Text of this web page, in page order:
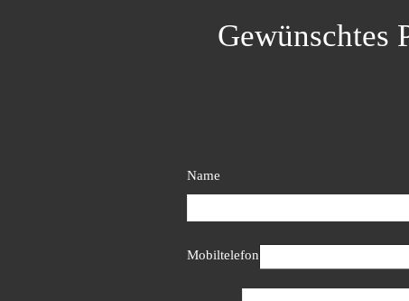
Gewünschtes
Name
Mobiltelefon